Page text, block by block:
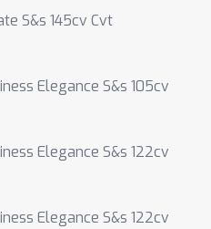
S&s 145cv Cvt
Elegance S&s 105cv
Elegance S&s 122cv
Elegance S&s 122cv